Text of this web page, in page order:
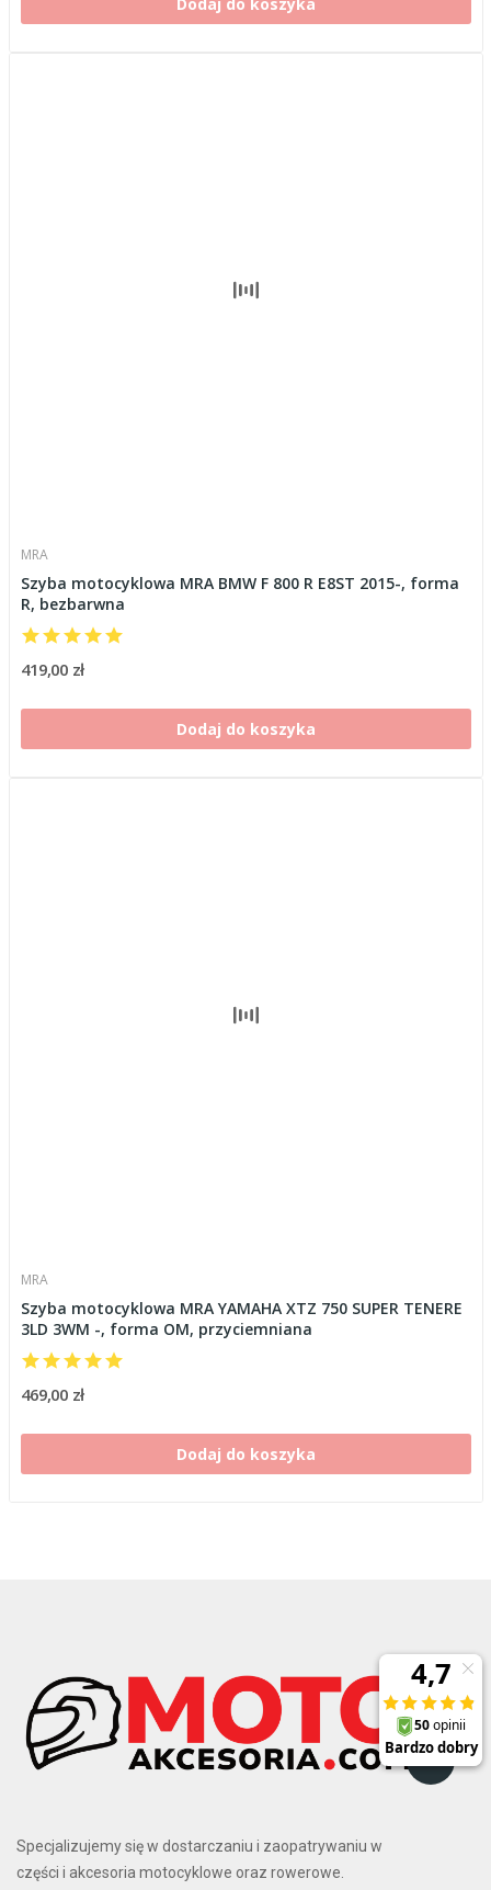
MRA
Szyba motocyklowa MRA BMW F 800 R E8ST 2015-, forma
R, bezbarwna
419,00 zł
Dodaj do koszyka
MRA
Szyba motocyklowa MRA YAMAHA XTZ 750 SUPER TENERE
3LD 3WM -, forma OM, przyciemniana
469,00 zł
Dodaj do koszyka
Specjalizujemy się w dostarczaniu i zaopatrywaniu w
części i akcesoria motocyklowe oraz rowerowe.